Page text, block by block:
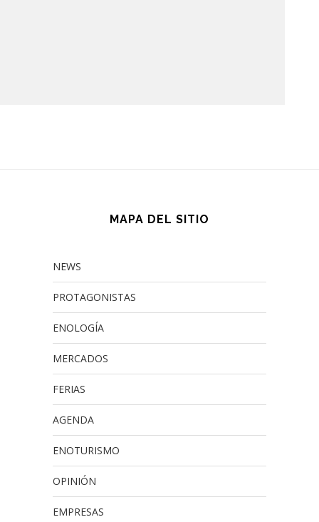
MAPA DEL SITIO
NEWS
PROTAGONISTAS
ENOLOGÍA
MERCADOS
FERIAS
AGENDA
ENOTURISMO
OPINIÓN
EMPRESAS